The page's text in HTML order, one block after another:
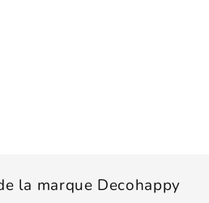
la marque Decohappy